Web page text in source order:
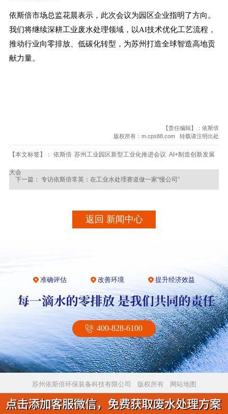
依斯倍市场总监花晨表示，此次会议为园区企业指明了方向。
我们将继续深耕工业废水处理领域，以AI技术优化工艺流程，
推动行业向零排放、低碳化转型，为苏州打造全球智造高地贡
献力量。
【责任编辑】：依斯倍
版权所有：m.cps88.com 转载请注明出处
【本文标签】： 依斯倍 苏州工业园区新型工业化推进会议 AI+制造创新发展
大会
下一篇： 专访依斯倍常英：在工业水处理赛道做一家“慢公司”
返回 新闻中心
准确评估 改善环境 提升经济效益
400-828-6100
苏州依斯倍环保装备科技有限公司 版权所有 网站地图